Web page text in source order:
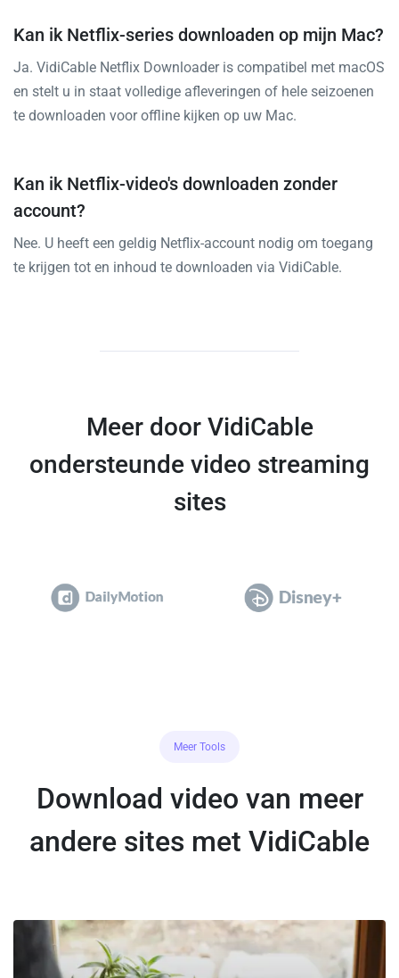
Kan ik Netflix-series downloaden op mijn Mac?
Ja. VidiCable Netflix Downloader is compatibel met macOS
en stelt u in staat volledige afleveringen of hele seizoenen
te downloaden voor offline kijken op uw Mac.
Kan ik Netflix-video's downloaden zonder
account?
Nee. U heeft een geldig Netflix-account nodig om toegang
te krijgen tot en inhoud te downloaden via VidiCable.
Meer door VidiCable
ondersteunde video streaming
sites
Meer Tools
Download video van meer
andere sites met VidiCable